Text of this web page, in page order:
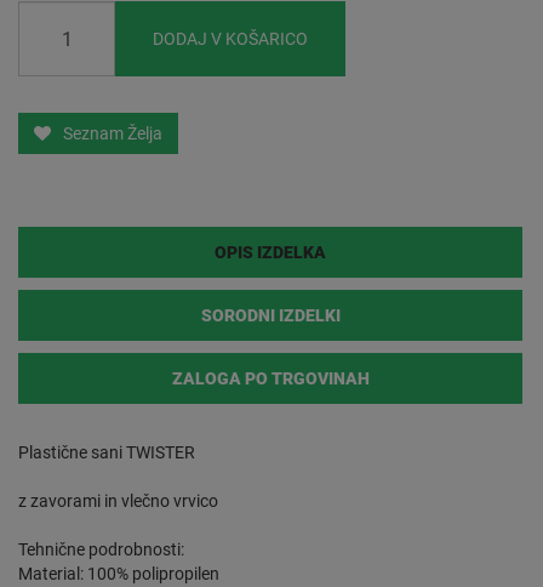
DODAJ V KOŠARICO
Seznam Želja
OPIS IZDELKA
SORODNI IZDELKI
ZALOGA PO TRGOVINAH
Plastične sani TWISTER
z zavorami in vlečno vrvico
Tehnične podrobnosti:
Material: 100% polipropilen